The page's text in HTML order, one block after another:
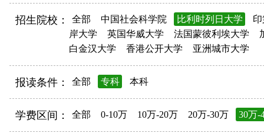
招生院校： 全部 中国社会科学院 比利时列日大学
岸大学
英国华威大学 法国蒙彼利埃大学
白金汉大学
香港公开大学 亚洲城市大学
报读条件： 全部 专科 本科
学费区间： 全部 0-10万 10万-20万 20万-30万 30万-